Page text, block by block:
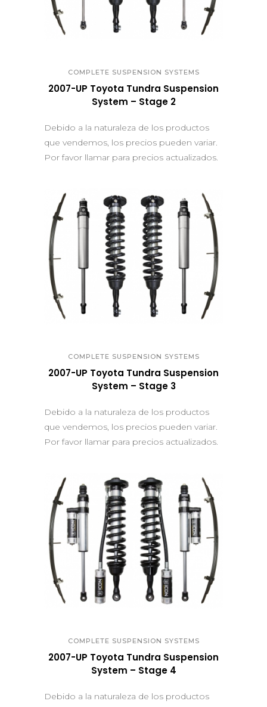
QUICK VIEW
COMPLETE SUSPENSION SYSTEMS
2007-UP Toyota Tundra Suspension
System – Stage 2
Debido a la naturaleza de los productos
que vendemos, los precios pueden variar.
Por favor llamar para precios actualizados.
QUICK VIEW
COMPLETE SUSPENSION SYSTEMS
2007-UP Toyota Tundra Suspension
System – Stage 3
Debido a la naturaleza de los productos
que vendemos, los precios pueden variar.
Por favor llamar para precios actualizados.
QUICK VIEW
COMPLETE SUSPENSION SYSTEMS
2007-UP Toyota Tundra Suspension
System – Stage 4
Debido a la naturaleza de los productos